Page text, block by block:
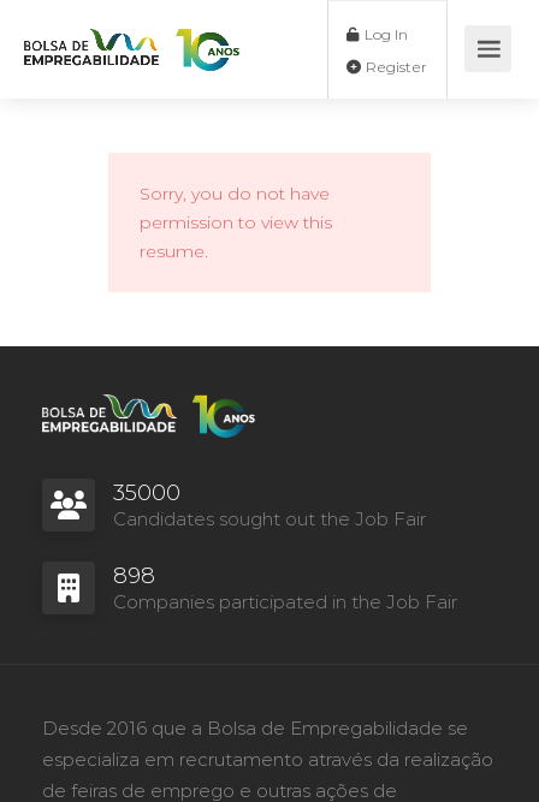
Log In
Sorry, you do not have
permission to view this
resume.
35000
Candidates sought out the Job Fair
898
Companies participated in the Job Fair
Desde 2016 que a Bolsa de Empregabilidade se
especializa em recrutamento através da realização
de feiras de emprego e outras ações de